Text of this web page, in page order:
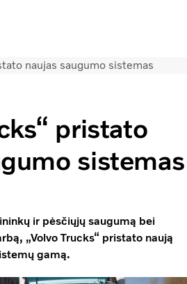
parduotuvėPrisijungtiLietuva
naujas saugumo sistemas
pristato
sistemas
ir pėsčiųjų saugumą bei
„Volvo Trucks“ pristato naują
gamą.